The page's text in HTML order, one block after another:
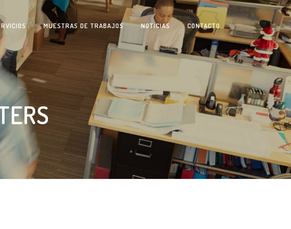
MUESTRAS DE TRABAJOS NOTICIAS CONTACTO
0
1
0
1
2
3
4